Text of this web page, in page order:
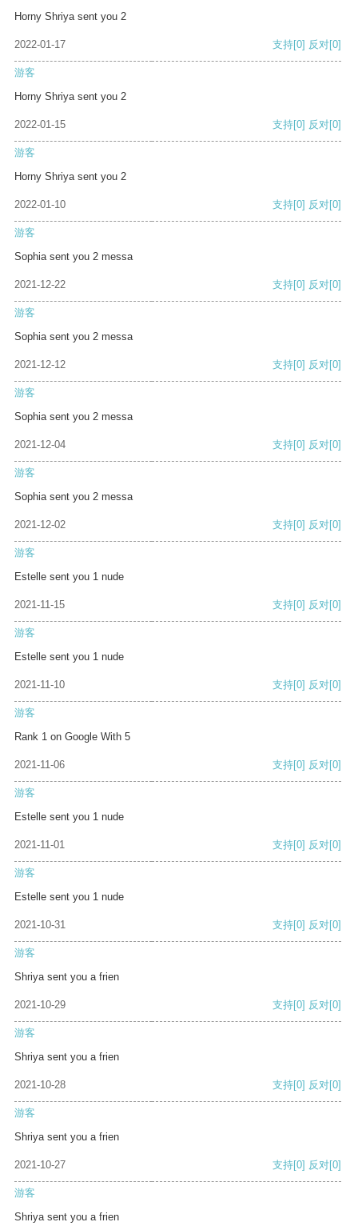
Horny Shriya sent you 2
2022-01-17 支持[0] 反对[0]
游客
Horny Shriya sent you 2
2022-01-15 支持[0] 反对[0]
游客
Horny Shriya sent you 2
2022-01-10 支持[0] 反对[0]
游客
Sophia sent you 2 messa
2021-12-22 支持[0] 反对[0]
游客
Sophia sent you 2 messa
2021-12-12 支持[0] 反对[0]
游客
Sophia sent you 2 messa
2021-12-04 支持[0] 反对[0]
游客
Sophia sent you 2 messa
2021-12-02 支持[0] 反对[0]
游客
Estelle sent you 1 nude
2021-11-15 支持[0] 反对[0]
游客
Estelle sent you 1 nude
2021-11-10 支持[0] 反对[0]
游客
Rank 1 on Google With 5
2021-11-06 支持[0] 反对[0]
游客
Estelle sent you 1 nude
2021-11-01 支持[0] 反对[0]
游客
Estelle sent you 1 nude
2021-10-31 支持[0] 反对[0]
游客
Shriya sent you a frien
2021-10-29 支持[0] 反对[0]
游客
Shriya sent you a frien
2021-10-28 支持[0] 反对[0]
游客
Shriya sent you a frien
2021-10-27 支持[0] 反对[0]
游客
Shriya sent you a frien